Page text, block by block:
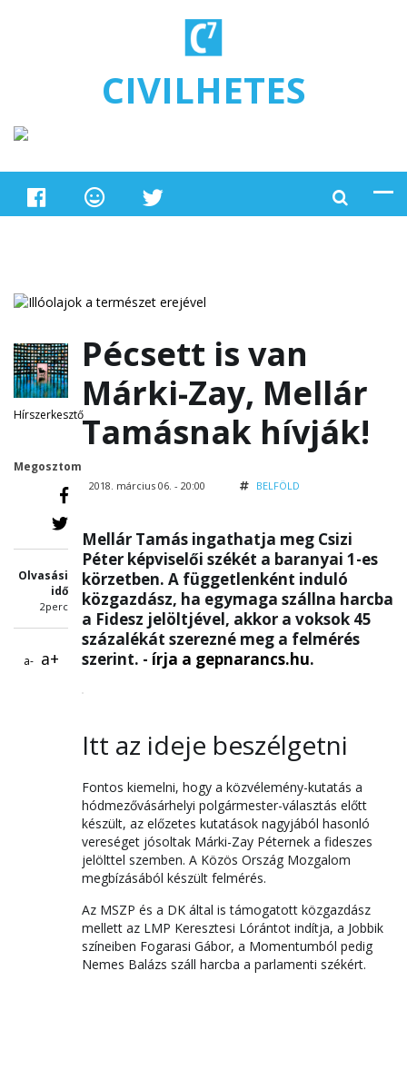
CIVILHETES
Hírszerkesztő
Megosztom
Olvasási
idő
2perc
a- a+
Pécsett is van
Márki-Zay, Mellár
Tamásnak hívják!
2018. március 06. - 20:00 BELFÖLD
Mellár Tamás ingathatja meg Csizi
Péter képviselői székét a baranyai 1-es
körzetben. A függetlenként induló
közgazdász, ha egymaga szállna harcba
a Fidesz jelöltjével, akkor a voksok 45
százalékát szerezné meg a felmérés
szerint. - írja a gepnarancs.hu.
Itt az ideje beszélgetni
Fontos kiemelni, hogy a közvélemény-kutatás a
hódmezővásárhelyi polgármester-választás előtt
készült, az előzetes kutatások nagyjából hasonló
vereséget jósoltak Márki-Zay Péternek a fideszes
jelölttel szemben. A Közös Ország Mozgalom
megbízásából készült felmérés.
Az MSZP és a DK által is támogatott közgazdász
mellett az LMP Keresztesi Lórántot indítja, a Jobbik
színeiben Fogarasi Gábor, a Momentumból pedig
Nemes Balázs száll harcba a parlamenti székért.